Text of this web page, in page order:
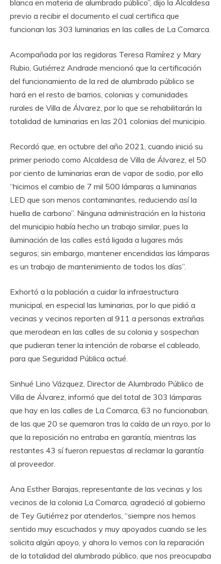
blanca en materia de alumbrado público”, dijo la Alcaldesa
previo a recibir el documento el cual certifica que
funcionan las 303 luminarias en las calles de La Comarca.
Acompañada por las regidoras Teresa Ramírez y Mary
Rubio, Gutiérrez Andrade mencionó que la certificación
del funcionamiento de la red de alumbrado público se
hará en el resto de barrios, colonias y comunidades
rurales de Villa de Álvarez, por lo que se rehabilitarán la
totalidad de luminarias en las 201 colonias del municipio.
Recordó que, en octubre del año 2021, cuando inició su
primer periodo como Alcaldesa de Villa de Álvarez, el 50
por ciento de luminarias eran de vapor de sodio, por ello
“hicimos el cambio de 7 mil 500 lámparas a luminarias
LED que son menos contaminantes, reduciendo así la
huella de carbono”. Ninguna administración en la historia
del municipio había hecho un trabajo similar, pues la
iluminación de las calles está ligada a lugares más
seguros; sin embargo, mantener encendidas las lámparas
es un trabajo de mantenimiento de todos los días”.
Exhortó a la población a cuidar la infraestructura
municipal, en especial las luminarias, por lo que pidió a
vecinas y vecinos reporten al 911 a personas extrañas
que merodean en las calles de su colonia y sospechan
que pudieran tener la intención de robarse el cableado,
para que Seguridad Pública actué.
Sinhué Lino Vázquez, Director de Alumbrado Público de
Villa de Álvarez, informó que del total de 303 lámparas
que hay en las calles de La Comarca, 63 no funcionaban,
de las que 20 se quemaron tras la caída de un rayo, por lo
que la reposición no entraba en garantía, mientras las
restantes 43 sí fueron repuestas al reclamar la garantía
al proveedor.
Ana Esther Barajas, representante de las vecinas y los
vecinos de la colonia La Comarca, agradeció al gobierno
de Tey Gutiérrez por atenderlos, “siempre nos hemos
sentido muy escuchados y muy apoyados cuando se les
solicita algún apoyo, y ahora lo vemos con la reparación
de la totalidad del alumbrado público, que nos preocupaba